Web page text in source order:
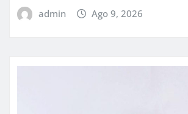
admin Ago 9, 2026